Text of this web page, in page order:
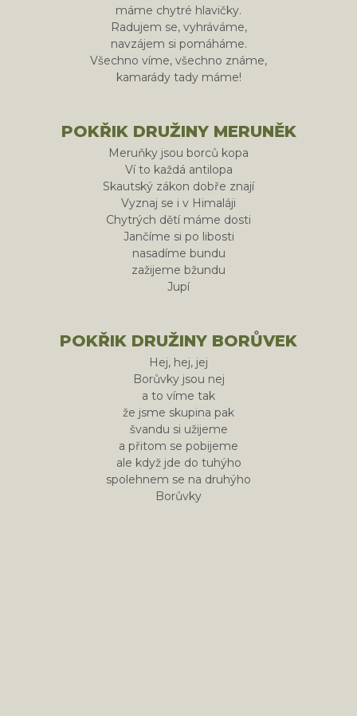
máme chytré hlavičky.
Radujem se, vyhráváme,
navzájem si pomáháme.
Všechno víme, všechno známe,
kamarády tady máme!
POKŘIK DRUŽINY MERUNĚK
Meruňky jsou borců kopa
Ví to každá antilopa
Skautský zákon dobře znají
Vyznaj se i v Himaláji
Chytrých dětí máme dosti
Jančíme si po libosti
nasadíme bundu
zažijeme bžundu
Jupí
POKŘIK DRUŽINY BORŮVEK
Hej, hej, jej
Borůvky jsou nej
a to víme tak
že jsme skupina pak
švandu si užijeme
a přitom se pobijeme
ale když jde do tuhýho
spolehnem se na druhýho
Borůvky